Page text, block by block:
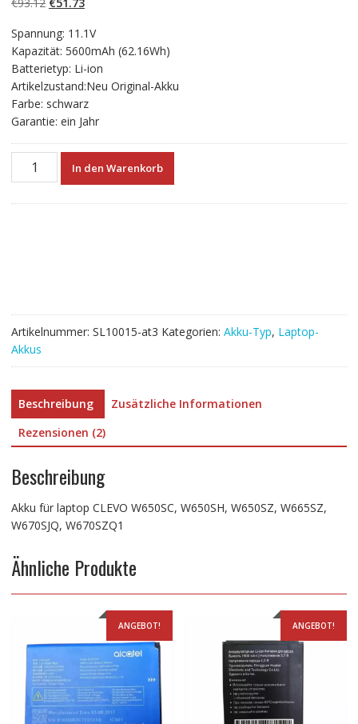
Kundenbewertun
war:
€93.12
ist:
€51.73.
Spannung: 11.1V
Kapazität: 5600mAh (62.16Wh)
Batterietyp: Li-ion
Artikelzustand:Neu Original-Akku
Farbe: schwarz
Garantie: ein Jahr
Neuer
W670SJQ,
W670SZQ1
Menge
In den Warenkorb
Artikelnummer: SL10015-at3 Kategorien: Akku-Typ, Laptop-
Akkus
Beschreibung
Zusätzliche Informationen
Rezensionen (2)
Beschreibung
Akku für laptop CLEVO W650SC, W650SH, W650SZ, W665SZ,
W670SJQ, W670SZQ1
Ähnliche Produkte
ANGEBOT! ANGEBOT!